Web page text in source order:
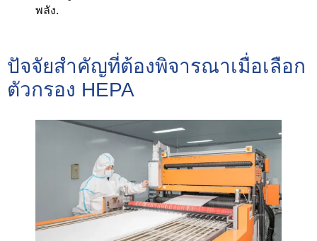
พลัง.
ปัจจัยสำคัญที่ต้องพิจารณาเมื่อเลือก
ตัวกรอง HEPA